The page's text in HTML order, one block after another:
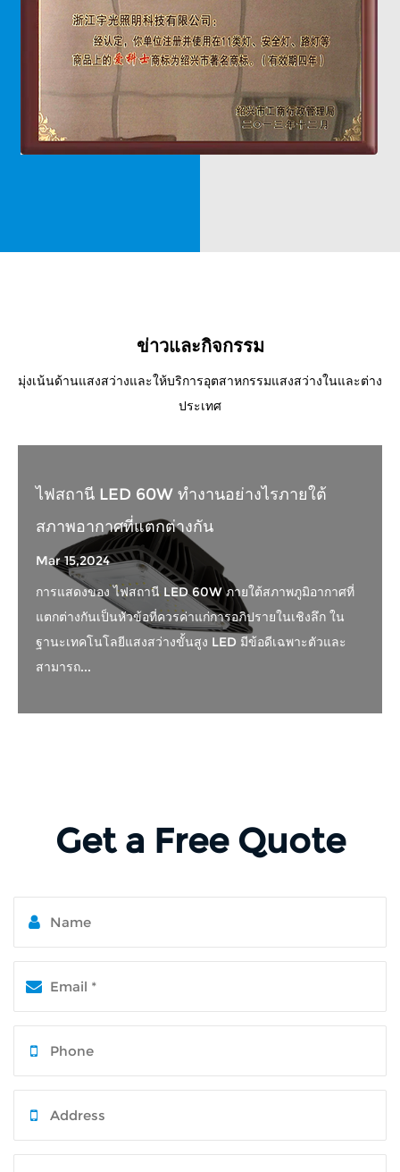
ข่าวและกิจกรรม
มุ่งเน้นด้านแสงสว่างและให้บริการอุตสาหกรรมแสงสว่างในและต่าง
ประเทศ
ไฟสถานี LED 60W ทำงานอย่างไรภายใต้
สภาพอากาศที่แตกต่างกัน
Mar 15,2024
การแสดงของ ไฟสถานี LED 60W ภายใต้สภาพภูมิอากาศที่
แตกต่างกันเป็นหัวข้อที่ควรค่าแก่การอภิปรายในเชิงลึก ใน
ฐานะเทคโนโลยีแสงสว่างขั้นสูง LED มีข้อดีเฉพาะตัวและ
สามารถ...
Get a Free Quote